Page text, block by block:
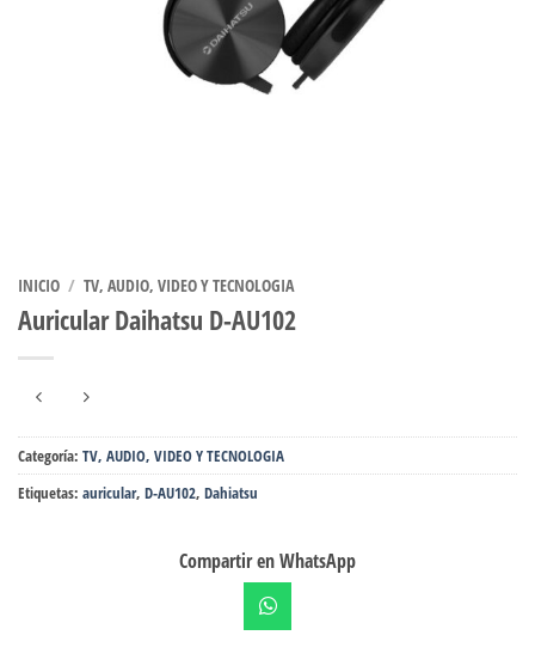
INICIO / TV, AUDIO, VIDEO Y TECNOLOGIA
Auricular Daihatsu D-AU102
Categoría: TV, AUDIO, VIDEO Y TECNOLOGIA
Etiquetas: auricular, D-AU102, Dahiatsu
Compartir en WhatsApp